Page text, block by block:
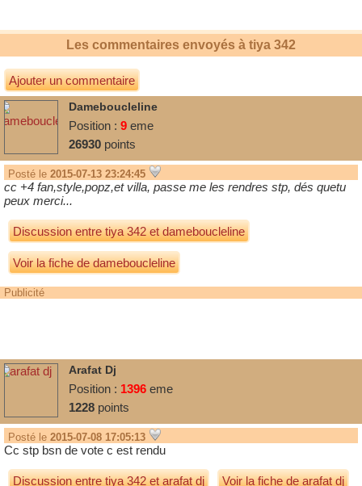
Les commentaires envoyés à tiya 342
Ajouter un commentaire
Dameboucleline
Position : 9 eme
26930 points
Posté le 2015-07-13 23:24:45
cc +4 fan,style,popz,et villa, passe me les rendres stp, dés quetu
peux merci...
Discussion entretiya 342etdameboucleline
Voir la fiche de dameboucleline
Publicité
Arafat Dj
Position : 1396 eme
1228 points
Posté le 2015-07-08 17:05:13
Cc stp bsn de vote c est rendu
Discussion entretiya 342etarafat dj Voir la fiche de arafat dj